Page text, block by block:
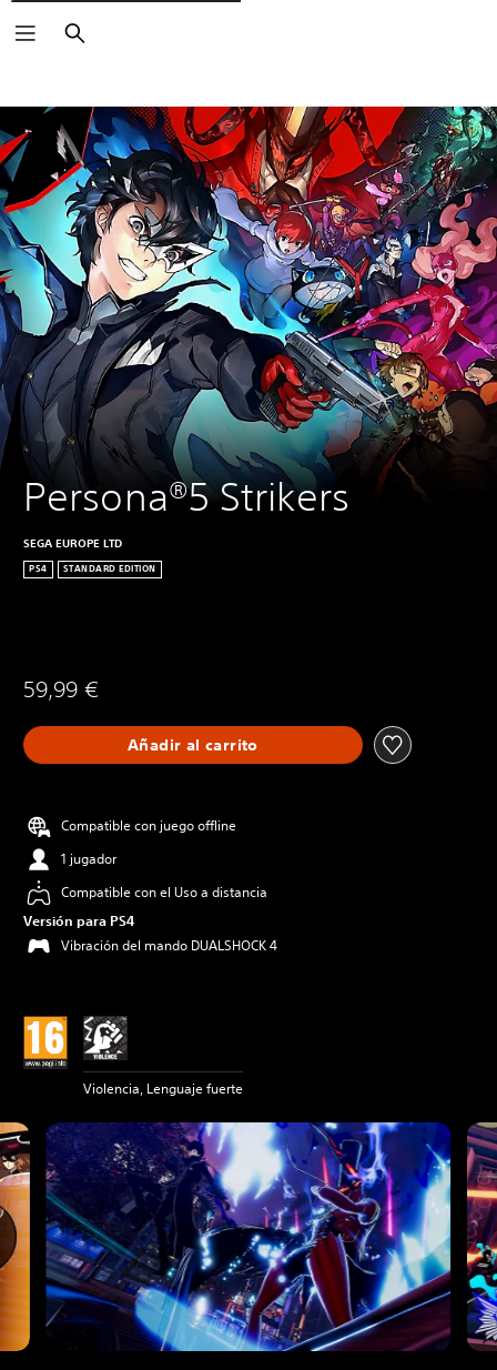
Buscar
Persona®5 Strikers
SEGA EUROPE LTD
PS4 STANDARD EDITION
59,99 €
Añadir al carrito
Compatible con juego offline
1 jugador
Compatible con el Uso a distancia
Versión para PS4
Vibración del mando DUALSHOCK 4
Violencia, Lenguaje fuerte